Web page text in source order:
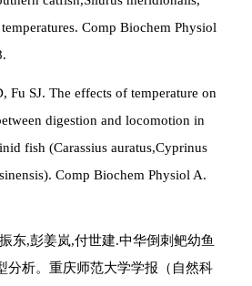
Comp Biochem Physiol
Fu SJ. The effects of temperature on
digestion and locomotion in
fish (Carassius auratus,Cyprinus
). Comp Biochem Physiol A.
东,彭姜岚,付世建.中华倒刺鲃幼鱼
分析。重庆师范大学学报（自然科